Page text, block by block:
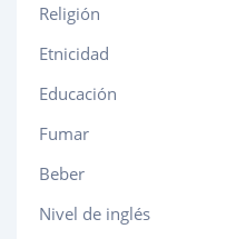
Religión
Etnicidad
Educación
Fumar
Beber
Nivel de inglés